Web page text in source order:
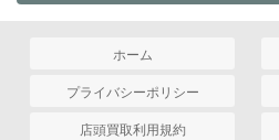
ホーム
プライバシーポリシー
店頭買取利用規約